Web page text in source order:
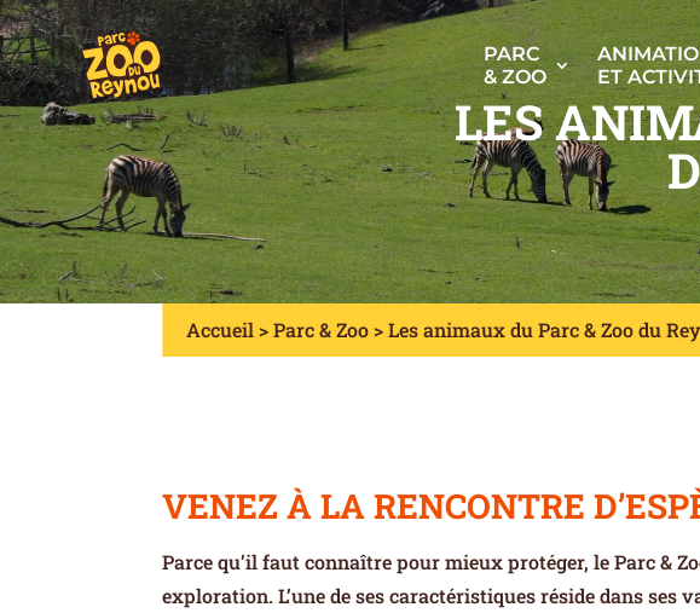
PARC
& ZOO
ET
LES
Accueil >Parc & Zoo >Les animaux du Parc & Zoo du
VENEZ À LA RENCONTRE
Parce qu’il faut connaître pour mieux protéger, le Parc &
exploration. L’une de ses caractéristiques réside dans ses
Panneau de gestion des cookies